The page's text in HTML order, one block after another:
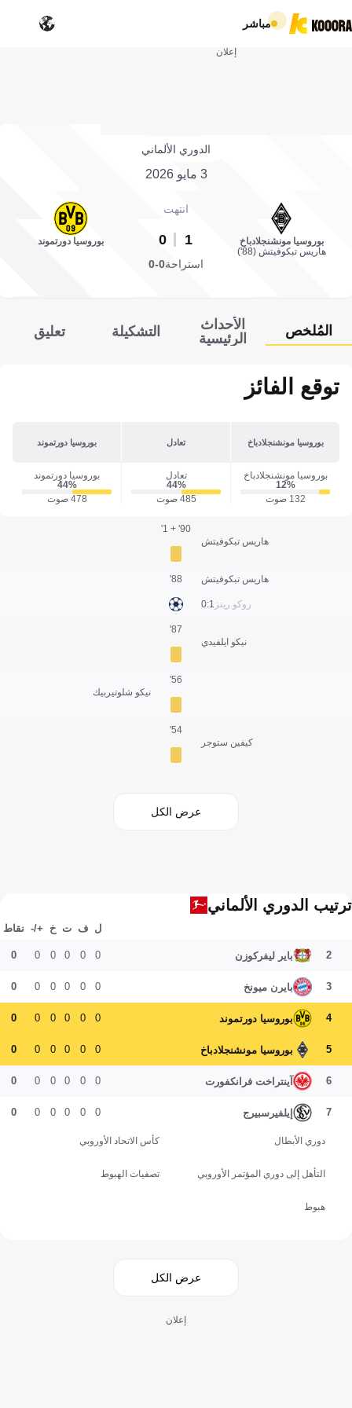
مباشر
إعلان
الدوري الألماني
3 مايو 2026
بوروسيا مونشنجلادباخ
هاريس تبكوفيتش (88')
انتهت
1
0 بوروسيا دورتموند
استراحة0-0
المُلخص
الأحداث
الرئيسية
التشكيلة تعليق
توقع الفائز
بوروسيا مونشنجلادباخ تعادل بوروسيا دورتموند
بوروسيا مونشنجلادباخ
12‎%‎
132 صوت
تعادل
44‎%‎
485 صوت
بوروسيا دورتموند
44‎%‎
478 صوت
هاريس تبكوفيتش
90' + 1'
هاريس تبكوفيتش
روكو ريتز 1:0
88'
نيكو ايلفيدي
87'
نيكو شلوتيربيك
56'
كيفين ستوجر
54'
عرض الكل
ترتيب الدوري الألماني
ل ف ت خ +/- نقاط
2 باير ليفركوزن 0
0
0
0
0
0
3 بايرن ميونخ 0
0
0
0
0
0
4 بوروسيا دورتموند 0
0
0
0
0
0
5 بوروسيا مونشنجلادباخ 0
0
0
0
0
0
6 آينتراخت فرانكفورت 0
0
0
0
0
0
7 إيلفيرسبيرج 0
0
0
0
0
0
دوري الأبطال كأس الاتحاد الأوروبي
التأهل إلى دوري المؤتمر الأوروبي تصفيات الهبوط
هبوط
عرض الكل
إعلان